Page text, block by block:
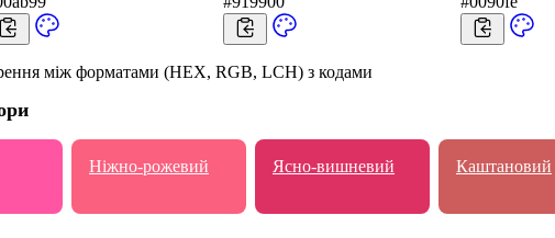
між форматами (HEX, RGB, LCH) з кодами
Ніжно-рожевий Ясно-вишневий Каштановий